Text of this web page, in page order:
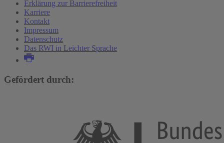
Erklärung zur Barrierefreiheit
Karriere
Kontakt
Impressum
Datenschutz
Das RWI in Leichter Sprache
Gefördert durch: